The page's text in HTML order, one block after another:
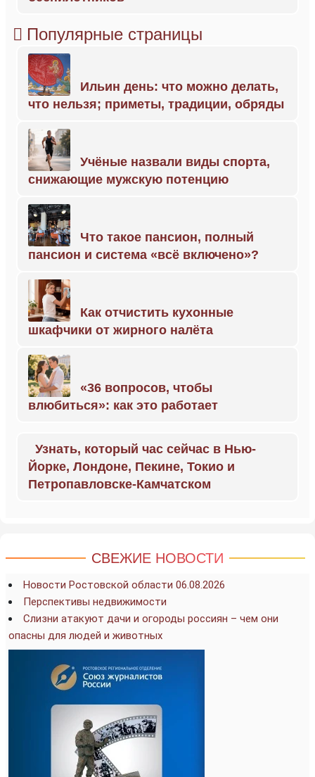
Популярные страницы
Ильин день: что можно делать,
что нельзя; приметы, традиции, обряды
Учёные назвали виды спорта,
снижающие мужскую потенцию
Что такое пансион, полный
пансион и система «всё включено»?
Как отчистить кухонные
шкафчики от жирного налёта
«36 вопросов, чтобы
влюбиться»: как это работает
Узнать, который час сейчас в Нью-
Йорке, Лондоне, Пекине, Токио и
Петропавловске-Камчатском
СВЕЖИЕ НОВОСТИ
Новости Ростовской области 06.08.2026
Перспективы недвижимости
Слизни атакуют дачи и огороды россиян – чем они
опасны для людей и животных